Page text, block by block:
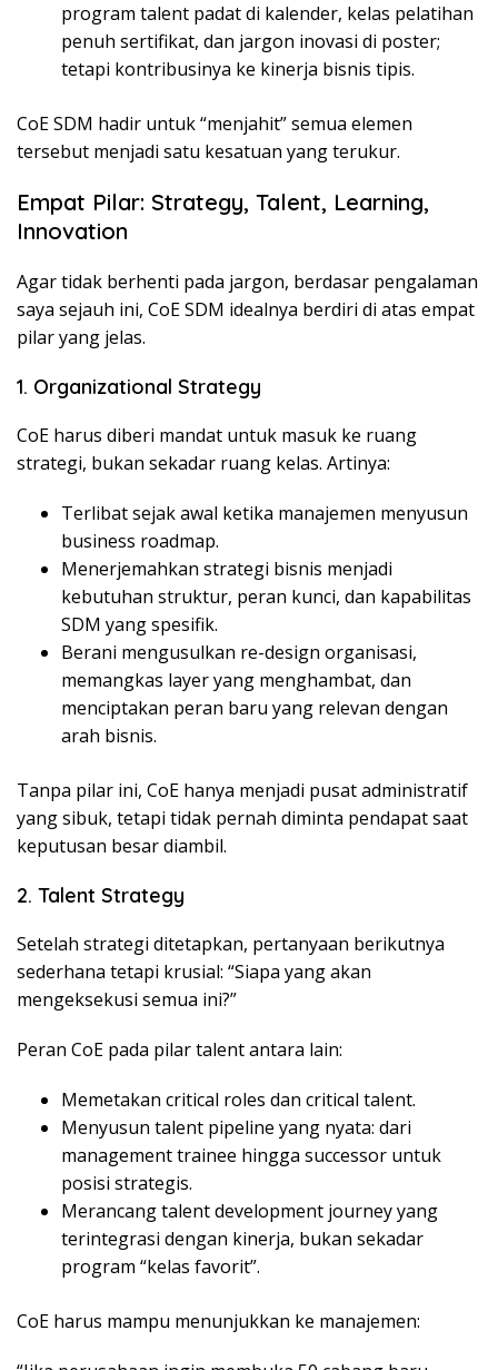
program talent padat di kalender, kelas pelatihan
penuh sertifikat, dan jargon inovasi di poster;
tetapi kontribusinya ke kinerja bisnis tipis.
CoE SDM hadir untuk “menjahit” semua elemen
tersebut menjadi satu kesatuan yang terukur.
Empat Pilar: Strategy, Talent, Learning,
Innovation
Agar tidak berhenti pada jargon, berdasar pengalaman
saya sejauh ini, CoE SDM idealnya berdiri di atas empat
pilar yang jelas.
1. Organizational Strategy
CoE harus diberi mandat untuk masuk ke ruang
strategi, bukan sekadar ruang kelas. Artinya:
Terlibat sejak awal ketika manajemen menyusun
business roadmap.
Menerjemahkan strategi bisnis menjadi
kebutuhan struktur, peran kunci, dan kapabilitas
SDM yang spesifik.
Berani mengusulkan re-design organisasi,
memangkas layer yang menghambat, dan
menciptakan peran baru yang relevan dengan
arah bisnis.
Tanpa pilar ini, CoE hanya menjadi pusat administratif
yang sibuk, tetapi tidak pernah diminta pendapat saat
keputusan besar diambil.
2. Talent Strategy
Setelah strategi ditetapkan, pertanyaan berikutnya
sederhana tetapi krusial: “Siapa yang akan
mengeksekusi semua ini?”
Peran CoE pada pilar talent antara lain:
Memetakan critical roles dan critical talent.
Menyusun talent pipeline yang nyata: dari
management trainee hingga successor untuk
posisi strategis.
Merancang talent development journey yang
terintegrasi dengan kinerja, bukan sekadar
program “kelas favorit”.
CoE harus mampu menunjukkan ke manajemen: